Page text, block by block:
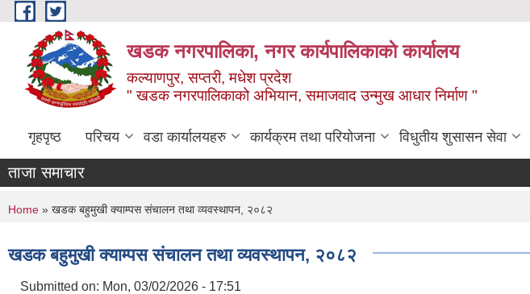
Skip to main content
खडक नगरपालिका, नगर कार्यपालिकाकाे कार्यालय
कल्याणपुर, सप्तरी, मधेश प्रदेश
" खडक नगरपालिकाको अभियान, समाजवाद उन्मुख आधार निर्माण "
गृहपृष्ठ परिचय वडा कार्यालयहरु कार्यक्रम तथा परियोजना विधुतीय शुसासन सेवा
ताजा समाचार
You are here
Home » खडक बहुमुखी क्याम्पस संचालन तथा व्यवस्थापन, २०८२
खडक बहुमुखी क्याम्पस संचालन तथा व्यवस्थापन, २०८२
Submitted on: Mon, 03/02/2026 - 17:51